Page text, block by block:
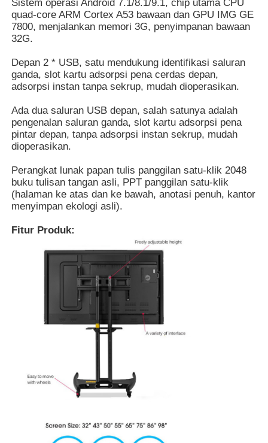
Kontrol kualitas
Quote request suatu
Papan Tulis Digital Interaktif
Papan Tulis Interaktif Pendidikan
Papan Tulis Nano Cerdas
Tampilan Interaktif Ruang Rapat
Papan Cerdas Interaktif Digital
Tanda Digital Vertikal
panel datar interaktif
Kios Layar Sentuh Horizontal
Sistem operasi Android 7.1/8.1/9.1, chip utama CPU
quad-core ARM Cortex A53 bawaan dan GPU IMG GE
7800, menjalankan memori 3G, penyimpanan bawaan
32G.
Depan 2 * USB, satu mendukung identifikasi saluran
ganda, slot kartu adsorpsi pena cerdas depan,
adsorpsi instan tanpa sekrup, mudah dioperasikan.
Ada dua saluran USB depan, salah satunya adalah
pengenalan saluran ganda, slot kartu adsorpsi pena
pintar depan, tanpa adsorpsi instan sekrup, mudah
dioperasikan.
Perangkat lunak papan tulis panggilan satu-klik 2048
buku tulisan tangan asli, PPT panggilan satu-klik
(halaman ke atas dan ke bawah, anotasi penuh, kantor
menyimpan ekologi asli).
Fitur Produk: